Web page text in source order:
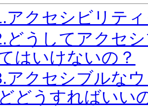
アクセシビリテ
どうしてアクセ
はいけないの？
アクセシブルな
どうすればいい